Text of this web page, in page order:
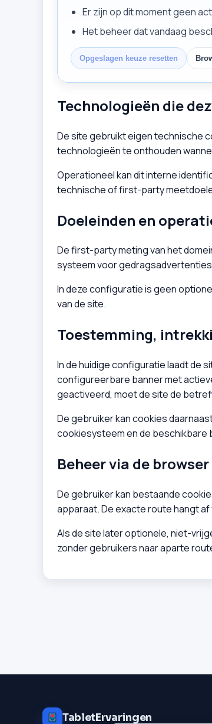
Er zijn op dit moment geen
Het beheer dat vandaag
Opgeslagen keuze resetten
Technologieën die
De site gebruikt eigen technische
technologieën te onthouden
Operationeel kan dit interne
technische of first-party
Doeleinden en
De first-party meting van het
systeem voor
In deze configuratie is geen
van de site.
Toestemming,
In de huidige configuratie laadt de
configureerbare banner met
geactiveerd, moet de site de
De gebruiker kan cookies
cookiesysteem en de beschikbare
Beheer via de browser
De gebruiker kan bestaande
apparaat. De exacte route hangt
Als de site later optionele, niet-
zonder gebruikers naar aparte
TabletErvaringen